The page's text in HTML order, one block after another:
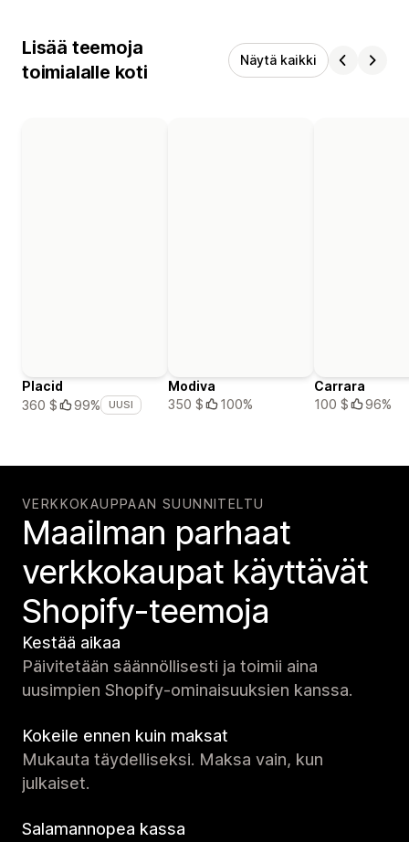
Lisää teemoja
toimialalle koti
Näytä kaikki
Placid
360 $
99% UUSI
Modiva
350 $
100%
Carrara
100 $
96%
VERKKOKAUPPAAN SUUNNITELTU
Maailman parhaat
verkko­kaupat käyttävät
Shopify-teemoja
Kestää aikaa
Päivitetään säännöllisesti ja toimii aina
uusimpien Shopify-ominaisuuksien kanssa.
Kokeile ennen kuin maksat
Mukauta täydelliseksi. Maksa vain, kun
julkaiset.
Salamannopea kassa